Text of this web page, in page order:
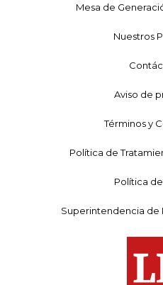
Mesa de
Nuestros
Aviso de
Términos y
Política de
Política
Superintendencia de